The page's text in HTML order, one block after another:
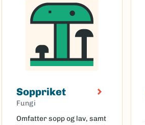
Soppriket
Fungi
Omfatter sopp og lav, samt